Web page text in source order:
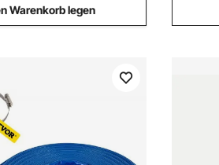
Warenkorb legen